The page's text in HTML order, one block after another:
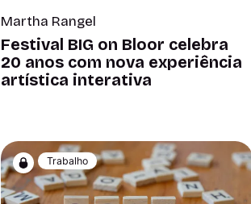
Martha Rangel
Festival BIG on Bloor celebra
20 anos com nova experiência
artística interativa
Trabalho